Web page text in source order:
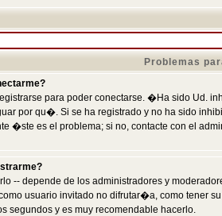
Problemas
para poder conectarse. �Ha sido Ud.
por qu�. Si se ha registrado y no ha sido
�ste es el problema; si no, contacte con el
-- depende de los administradores y
usuario invitado no difrutar�a, como tener
segundos y es muy recomendable hacerlo.